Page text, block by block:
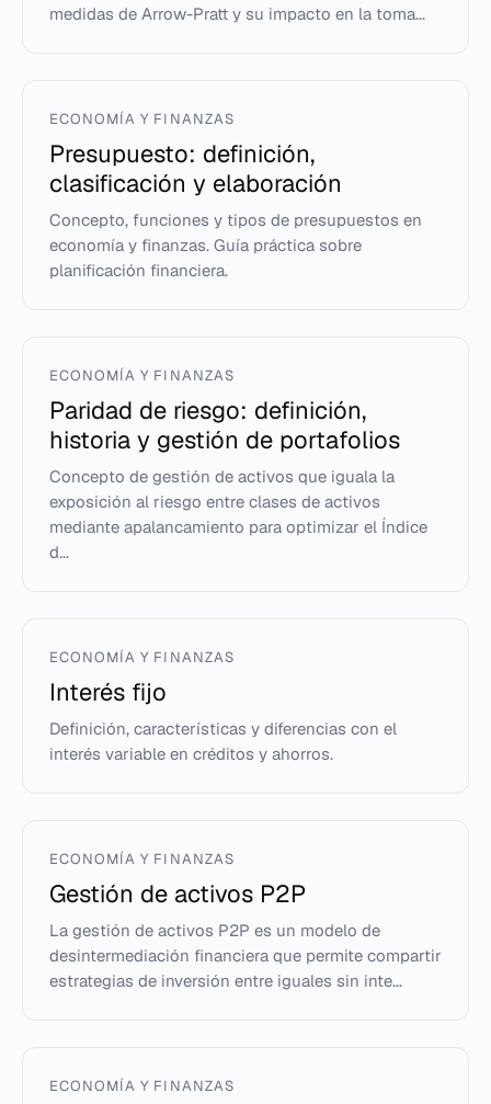
medidas de Arrow-Pratt y su impacto en la toma...
ECONOMÍA Y FINANZAS
Presupuesto: definición,
clasificación y elaboración
Concepto, funciones y tipos de presupuestos en
economía y finanzas. Guía práctica sobre
planificación financiera.
ECONOMÍA Y FINANZAS
Paridad de riesgo: definición,
historia y gestión de portafolios
Concepto de gestión de activos que iguala la
exposición al riesgo entre clases de activos
mediante apalancamiento para optimizar el Índice
d...
ECONOMÍA Y FINANZAS
Interés fijo
Definición, características y diferencias con el
interés variable en créditos y ahorros.
ECONOMÍA Y FINANZAS
Gestión de activos P2P
La gestión de activos P2P es un modelo de
desintermediación financiera que permite compartir
estrategias de inversión entre iguales sin inte...
ECONOMÍA Y FINANZAS